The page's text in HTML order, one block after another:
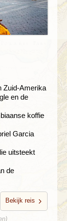
Zuid-Amerika
en de
koffie
Garcia
uitsteekt
de
Bekijk reis